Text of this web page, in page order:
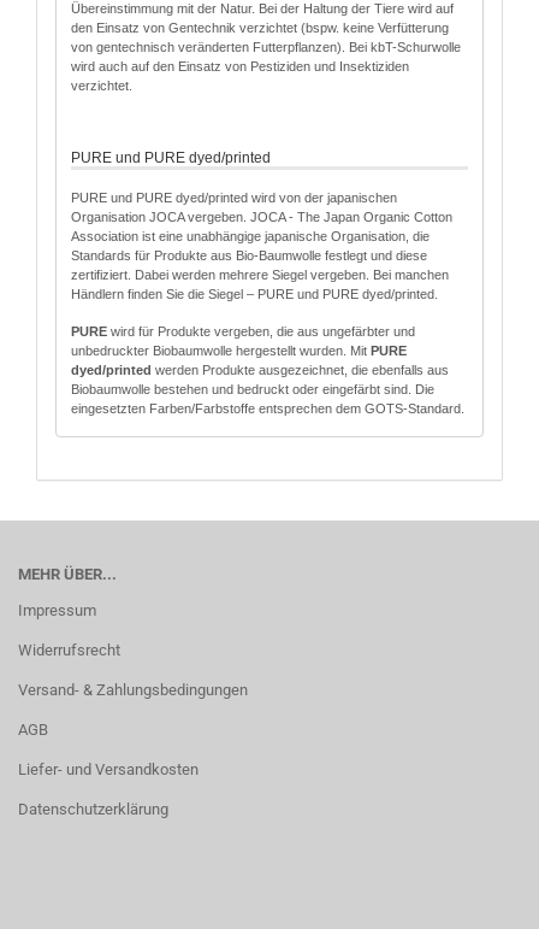
Übereinstimmung mit der Natur. Bei der Haltung der Tiere wird auf
den Einsatz von Gentechnik verzichtet (bspw. keine Verfütterung
von gentechnisch veränderten Futterpflanzen). Bei kbT-Schurwolle
wird auch auf den Einsatz von Pestiziden und Insektiziden
verzichtet.
PURE und PURE dyed/printed
PURE und PURE dyed/printed wird von der japanischen
Organisation JOCA vergeben. JOCA - The Japan Organic Cotton
Association ist eine unabhängige japanische Organisation, die
Standards für Produkte aus Bio-Baumwolle festlegt und diese
zertifiziert. Dabei werden mehrere Siegel vergeben. Bei manchen
Händlern finden Sie die Siegel – PURE und PURE dyed/printed.
PURE wird für Produkte vergeben, die aus ungefärbter und
unbedruckter Biobaumwolle hergestellt wurden. Mit PURE
dyed/printed werden Produkte ausgezeichnet, die ebenfalls aus
Biobaumwolle bestehen und bedruckt oder eingefärbt sind. Die
eingesetzten Farben/Farbstoffe entsprechen dem GOTS-Standard.
MEHR ÜBER...
Impressum
Widerrufsrecht
Versand- & Zahlungsbedingungen
AGB
Liefer- und Versandkosten
Datenschutzerklärung